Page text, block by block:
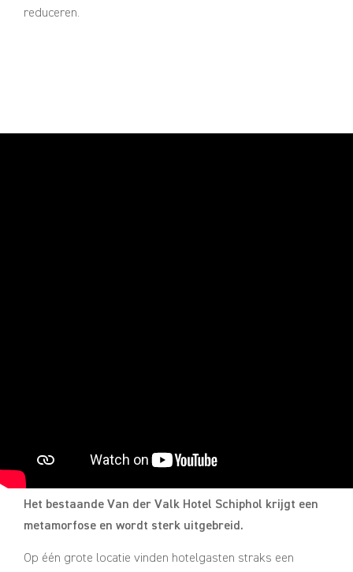
reduceren.
Het bestaande Van der Valk Hotel Schiphol krijgt een
metamorfose en wordt sterk uitgebreid.
Op één grote locatie vinden hotelgasten straks een